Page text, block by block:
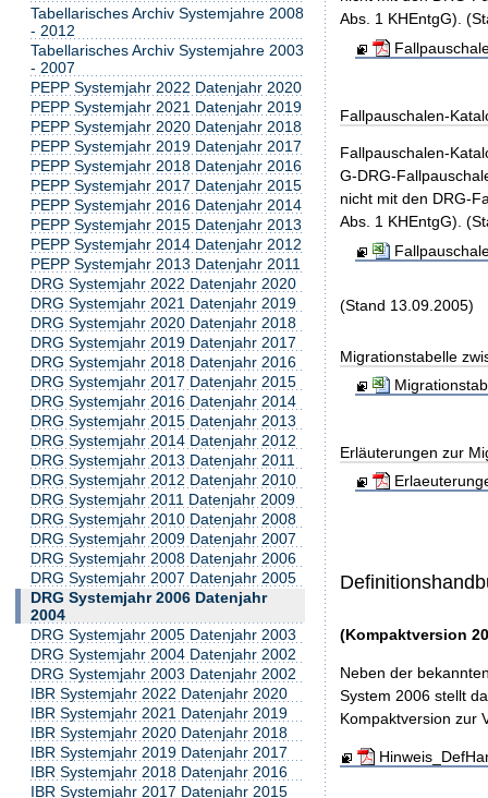
Abs. 1 KHEntgG).
Fallpauschalen-
Fallpauschalen-
G-DRG-
nicht mit den DRG-
Abs. 1 KHEntgG).
(Stand 13.09.2005)
Migrationstabelle
Erläuterungen zur
(Kompaktversion
Neben der
System 2006 stellt
Kompaktversion zur
Tabellarisches Archiv Systemjahre 2008
- 2012
Tabellarisches Archiv Systemjahre 2003
- 2007
PEPP Systemjahr 2022 Datenjahr 2020
PEPP Systemjahr 2021 Datenjahr 2019
PEPP Systemjahr 2020 Datenjahr 2018
PEPP Systemjahr 2019 Datenjahr 2017
PEPP Systemjahr 2018 Datenjahr 2016
PEPP Systemjahr 2017 Datenjahr 2015
PEPP Systemjahr 2016 Datenjahr 2014
PEPP Systemjahr 2015 Datenjahr 2013
PEPP Systemjahr 2014 Datenjahr 2012
PEPP Systemjahr 2013 Datenjahr 2011
DRG Systemjahr 2022 Datenjahr 2020
DRG Systemjahr 2021 Datenjahr 2019
DRG Systemjahr 2020 Datenjahr 2018
DRG Systemjahr 2019 Datenjahr 2017
DRG Systemjahr 2018 Datenjahr 2016
DRG Systemjahr 2017 Datenjahr 2015
DRG Systemjahr 2016 Datenjahr 2014
DRG Systemjahr 2015 Datenjahr 2013
DRG Systemjahr 2014 Datenjahr 2012
DRG Systemjahr 2013 Datenjahr 2011
DRG Systemjahr 2012 Datenjahr 2010
DRG Systemjahr 2011 Datenjahr 2009
DRG Systemjahr 2010 Datenjahr 2008
DRG Systemjahr 2009 Datenjahr 2007
DRG Systemjahr 2008 Datenjahr 2006
DRG Systemjahr 2007 Datenjahr 2005
DRG Systemjahr 2006 Datenjahr
2004
DRG Systemjahr 2005 Datenjahr 2003
DRG Systemjahr 2004 Datenjahr 2002
DRG Systemjahr 2003 Datenjahr 2002
IBR Systemjahr 2022 Datenjahr 2020
IBR Systemjahr 2021 Datenjahr 2019
IBR Systemjahr 2020 Datenjahr 2018
IBR Systemjahr 2019 Datenjahr 2017
IBR Systemjahr 2018 Datenjahr 2016
IBR Systemjahr 2017 Datenjahr 2015